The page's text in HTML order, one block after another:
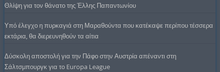
Θλίψη για τον θάνατο της Έλλης Παπαντωνίου
Υπό έλεγχο η πυρκαγιά στη Μαραθούντα που κατέκαψε περίπου τέσσερα
εκτάρια, θα διερευνηθούν τα αίτια
Δύσκολη αποστολή για την Πάφο στην Αυστρία απέναντι στη
Σάλτσμπουργκ για το Europa League